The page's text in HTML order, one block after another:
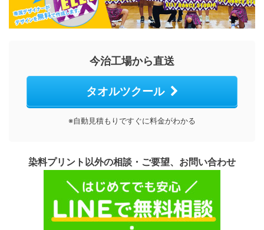
今治工場から直送
タオルツクール
※自動見積もりですぐに料金がわかる
染料プリント以外の相談・ご要望、お問い合わせ